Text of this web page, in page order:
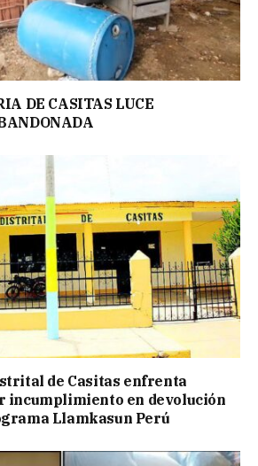
DE CASITAS LUCE
de Casitas enfrenta
incumplimiento en devolución
Llamkasun Perú